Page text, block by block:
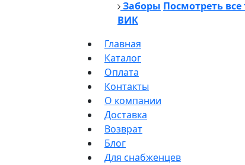
Заборы Посмотреть
ВИК
Главная
Каталог
Оплата
Контакты
О компании
Доставка
Возврат
Блог
Для снабженцев